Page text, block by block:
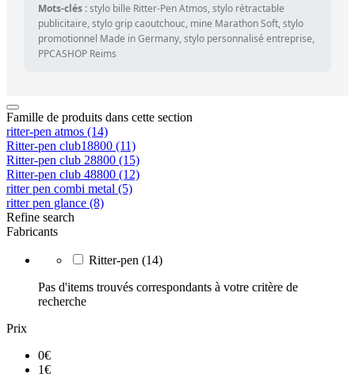
Mots-clés :stylo bille Ritter-Pen Atmos, stylo rétractable
publicitaire, stylo grip caoutchouc, mine Marathon Soft, stylo
promotionnel Made in Germany, stylo personnalisé entreprise,
PPCASHOP Reims
Famille de produits dans cette section
ritter-pen atmos (14)
Ritter-pen club18800 (11)
Ritter-pen club 28800 (15)
Ritter-pen club 48800 (12)
ritter pen combi metal (5)
ritter pen glance (8)
Refine search
Fabricants
Ritter-pen (14)
Pas d'items trouvés correspondants à votre critère de
recherche
Prix
0€
1€